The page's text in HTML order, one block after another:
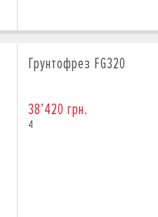
Грунтофрез FG320
38’420 грн.
4